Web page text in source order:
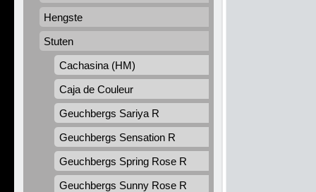
Hengste
Stuten
Cachasina (HM)
Caja de Couleur
Geuchbergs Sariya R
Geuchbergs Sensation R
Geuchbergs Spring Rose R
Geuchbergs Sunny Rose R